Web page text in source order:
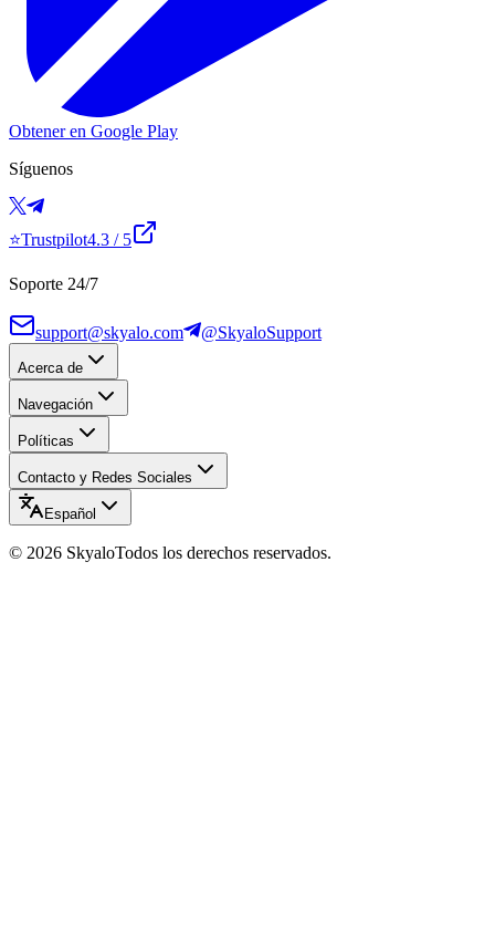
Obtener en Google Play
Síguenos
⭐Trustpilot4.3 / 5
Soporte 24/7
support@skyalo.com @SkyaloSupport
Acerca de
Navegación
Políticas
Contacto y Redes Sociales
Español
© 2026 SkyaloTodos los derechos reservados.